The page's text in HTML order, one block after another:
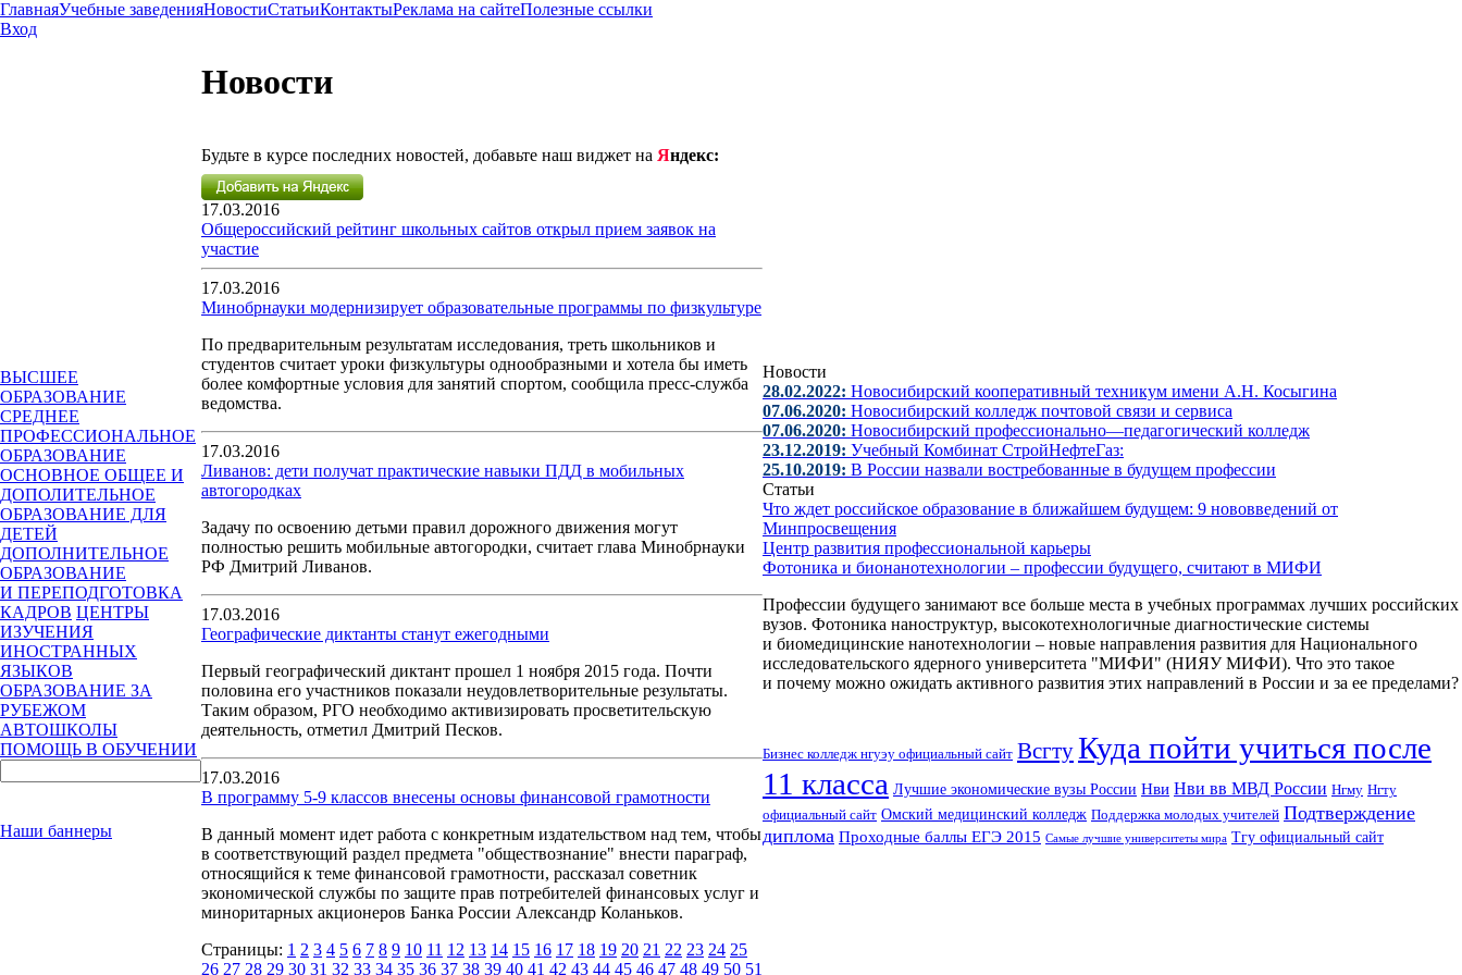
ГлавнаяУчебные заведенияНовостиСтатьиКонтактыРеклама на сайтеПолезные ссылки
Вход
ВЫСШЕЕ
ОБРАЗОВАНИЕ
СРЕДНЕЕ
ПРОФЕССИОНАЛЬНОЕ
ОБРАЗОВАНИЕ
ОСНОВНОЕ ОБЩЕЕ И
ДОПОЛИТЕЛЬНОЕ
ОБРАЗОВАНИЕ ДЛЯ
ДЕТЕЙ
ДОПОЛНИТЕЛЬНОЕ
ОБРАЗОВАНИЕ
И ПЕРЕПОДГОТОВКА
КАДРОВ ЦЕНТРЫ
ИЗУЧЕНИЯ
ИНОСТРАННЫХ
ЯЗЫКОВ
ОБРАЗОВАНИЕ ЗА
РУБЕЖОМ
АВТОШКОЛЫ
ПОМОЩЬ В ОБУЧЕНИИ
Наши баннеры
Новости
Будьте в курсе последних новостей, добавьте наш виджет на Яндекс:
17.03.2016
Общероссийский рейтинг школьных сайтов открыл прием заявок на
участие
17.03.2016
Минобрнауки модернизирует образовательные программы по физкультуре
По предварительным результатам исследования, треть школьников и
студентов считает уроки физкультуры однообразными и хотела бы иметь
более комфортные условия для занятий спортом, сообщила пресс-служба
ведомства.
17.03.2016
Ливанов: дети получат практические навыки ПДД в мобильных
автогородках
Задачу по освоению детьми правил дорожного движения могут
полностью решить мобильные автогородки, считает глава Минобрнауки
РФ Дмитрий Ливанов.
17.03.2016
Географические диктанты станут ежегодными
Первый географический диктант прошел 1 ноября 2015 года. Почти
половина его участников показали неудовлетворительные результаты.
Таким образом, РГО необходимо активизировать просветительскую
деятельность, отметил Дмитрий Песков.
17.03.2016
В программу 5-9 классов внесены основы финансовой грамотности
В данный момент идет работа с конкретным издательством над тем, чтобы
в соответствующий раздел предмета "обществознание" внести параграф,
относящийся к теме финансовой грамотности, рассказал советник
экономической службы по защите прав потребителей финансовых услуг и
миноритарных акционеров Банка России Александр Коланьков.
Страницы: 1 2 3 4 5 6 7 8 9 10 11 12 13 14 15 16 17 18 19 20 21 22 23 24 25
26 27 28 29 30 31 32 33 34 35 36 37 38 39 40 41 42 43 44 45 46 47 48 49 50 51
Новости
28.02.2022: Новосибирский кооперативный техникум имени А.Н. Косыгина
07.06.2020: Новосибирский колледж почтовой связи и сервиса
07.06.2020: Новосибирский профессионально—педагогический колледж
23.12.2019: Учебный Комбинат СтройНефтеГаз:
25.10.2019: В России назвали востребованные в будущем профессии
Статьи
Что ждет российское образование в ближайшем будущем: 9 нововведений от
Минпросвещения
Центр развития профессиональной карьеры
Фотоника и бионанотехнологии – профессии будущего, считают в МИФИ
Профессии будущего занимают все больше места в учебных программах лучших российских
вузов. Фотоника наноструктур, высокотехнологичные диагностические системы
и биомедицинские нанотехнологии – новые направления развития для Национального
исследовательского ядерного университета "МИФИ" (НИЯУ МИФИ). Что это такое
и почему можно ожидать активного развития этих направлений в России и за ее пределами?
Бизнес колледж нгуэу официальный сайт ВсгтуКуда пойти учиться после
11 класса Лучшие экономические вузы России Нви Нви вв МВД России Нгму Нгту
официальный сайт Омский медицинский колледж Поддержка молодых учителей Подтверждение
диплома Проходные баллы ЕГЭ 2015 Самые лучшие университеты мира Тгу официальный сайт